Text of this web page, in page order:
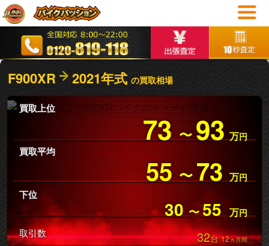
F900XR 2021年式の買取相場
買取上位
73 〜93 万円
買取平均
55 〜 73 万円
下位
30 〜55 万円
取引数 32台12ヵ月間